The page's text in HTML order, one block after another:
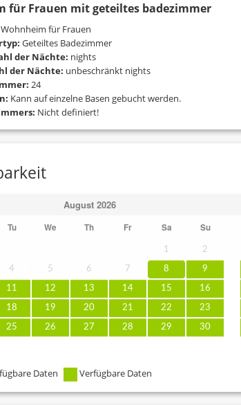
für Frauen mit geteiltes badezimmer
Wohnheim für Frauen
Geteiltes Badezimmer
der Nächte: nights
der Nächte: unbeschränkt nights
24
Kann auf einzelne Basen gebucht werden.
Nicht definiert!
August 2026
Tu We Th Fr Sa Su
1 2
4 5 6 7 8 9
11 12 13 14 15 16
18 19 20 21 22 23
25 26 27 28 29 30
Daten Verfügbare Daten